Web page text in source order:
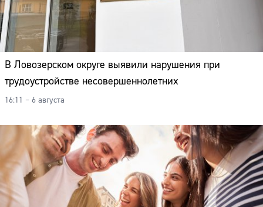
В Ловозерском округе выявили нарушения при
трудоустройстве несовершеннолетних
16:11 – 6 августа